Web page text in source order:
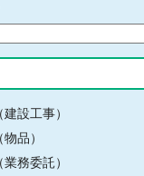
設工事）
品）
務委託）